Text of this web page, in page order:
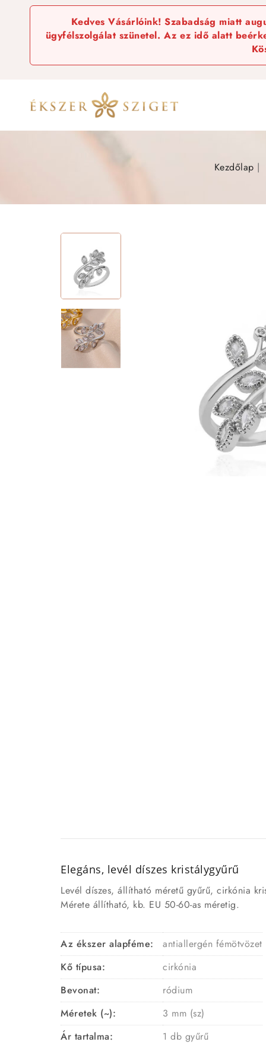
Kedves Vásárlóink! Szabadság miatt
ügyfélszolgálat szünetel. Az ez idő alatt
Kezdőlap
Elegáns, levél díszes kristálygyűrű
Levél díszes, állítható méretű gyűrű, cirkónia
Mérete állítható, kb. EU 50-60-as méretig.
Az ékszer alapféme:
antiallergén fémötvözet
Kő típusa:
cirkónia
Bevonat:
ródium
Méretek (~):
3 mm (sz)
Ár tartalma:
1 db gyűrű